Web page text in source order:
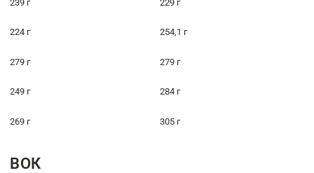
239 г 229 г
224 г 254,1 г
279 г 279 г
249 г 284 г
269 г 305 г
ВОК